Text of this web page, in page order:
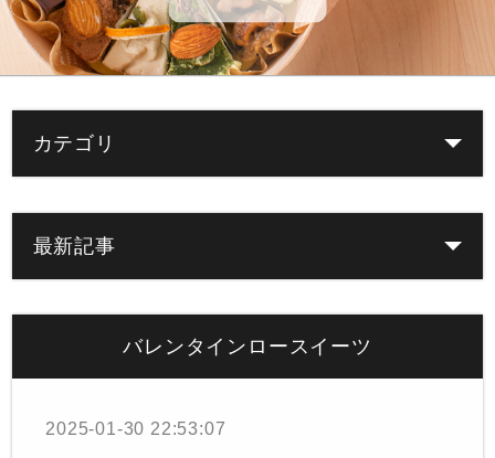
カテゴリ
最新記事
バレンタインロースイーツ
2025-01-30 22:53:07